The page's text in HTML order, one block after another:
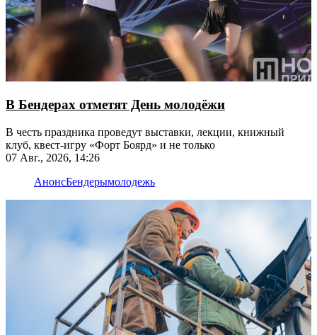
В Бендерах отметят День молодёжи
В честь праздника проведут выставки, лекции, книжный
клуб, квест-игру «Форт Боярд» и не только
07 Авг., 2026, 14:26
АнонсБендерымолодежь